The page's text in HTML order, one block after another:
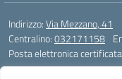
Indirizzo:Via Mezzano, 41
Centralino:032171158
Posta elettronica certificata